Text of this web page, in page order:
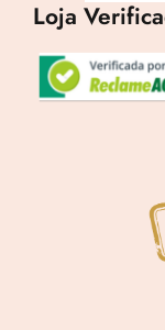
Loja